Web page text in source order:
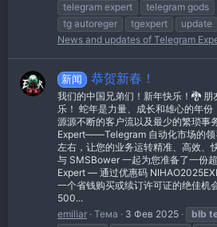
telegram expert
telegram gods
tg autoreger
tgexpert update
News and updates of Telegram
新闻 恭贺新春！
我们的中国兄弟们！新年快乐！🐉
乐！ 蛇年是力量、成长和雄心的年份
源源不断的客户流以及最少的繁琐事
Expert——Telegram 自动化市场的领
左右，让您的业务运转精准、高效、
与 SMSBower 一起为您准备了一份
Expert — 通过优惠码
一个省钱购买或续订许可证的绝佳
500...
emiliar Тема 3 Фев 2025 blb